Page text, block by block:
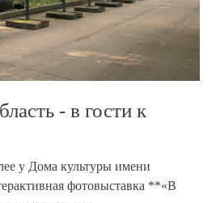
- в гости к
у Дома культуры имени
фотовыставка **«В